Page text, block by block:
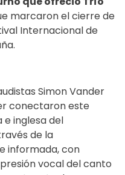
marcaron el cierre de
Internacional de
Simon Vander
conectaron este
e inglesa del
de la
informada, con
vocal del canto